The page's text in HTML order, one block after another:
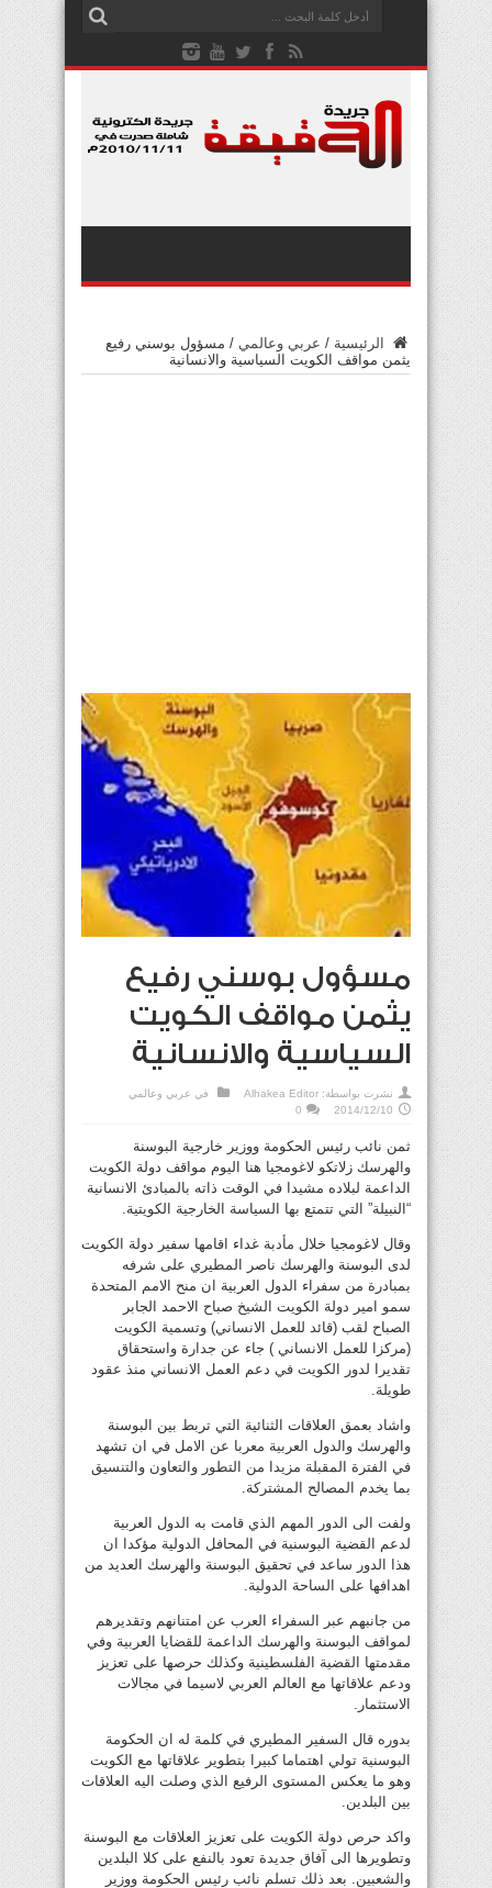
الرئيسية / عربي وعالمي / مسؤول بوسني رفيع
يثمن مواقف الكويت السياسية والانسانية
مسؤول بوسني رفيع
يثمن مواقف الكويت
السياسية والانسانية
نشرت بواسطة: Alhakea Editor في عربي وعالمي
2014/12/10
0
ثمن نائب رئيس الحكومة ووزير خارجية البوسنة
والهرسك زلاتكو لاغومجيا هنا اليوم مواقف دولة الكويت
الداعمة لبلاده مشيدا في الوقت ذاته بالمبادئ الانسانية
“النبيلة” التي تتمتع بها السياسة الخارجية الكويتية.
وقال لاغومجيا خلال مأدبة غداء اقامها سفير دولة الكويت
لدى البوسنة والهرسك ناصر المطيري على شرفه
بمبادرة من سفراء الدول العربية ان منح الامم المتحدة
سمو امير دولة الكويت الشيخ صباح الاحمد الجابر
الصباح لقب (قائد للعمل الانساني) وتسمية الكويت
(مركزا للعمل الانساني ) جاء عن جدارة واستحقاق
تقديرا لدور الكويت في دعم العمل الانساني منذ عقود
طويلة.
واشاد بعمق العلاقات الثنائية التي تربط بين البوسنة
والهرسك والدول العربية معربا عن الامل في ان تشهد
في الفترة المقبلة مزيدا من التطور والتعاون والتنسيق
بما يخدم المصالح المشتركة.
ولفت الى الدور المهم الذي قامت به الدول العربية
لدعم القضية البوسنية في المحافل الدولية مؤكدا ان
هذا الدور ساعد في تحقيق البوسنة والهرسك العديد من
اهدافها على الساحة الدولية.
من جانبهم عبر السفراء العرب عن امتنانهم وتقديرهم
لمواقف البوسنة والهرسك الداعمة للقضايا العربية وفي
مقدمتها القضية الفلسطينية وكذلك حرصها على تعزيز
ودعم علاقاتها مع العالم العربي لاسيما في مجالات
الاستثمار.
بدوره قال السفير المطيري في كلمة له ان الحكومة
البوسنية تولي اهتماما كبيرا بتطوير علاقاتها مع الكويت
وهو ما يعكس المستوى الرفيع الذي وصلت اليه العلاقات
بين البلدين.
واكد حرص دولة الكويت على تعزيز العلاقات مع البوسنة
وتطويرها الى آفاق جديدة تعود بالنفع على كلا البلدين
والشعبين. بعد ذلك تسلم نائب رئيس الحكومة ووزير